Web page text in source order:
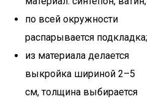
по всей окружности
распарывается подкладка;
из материала делается
выкройка шириной 2–5
см, толщина выбирается